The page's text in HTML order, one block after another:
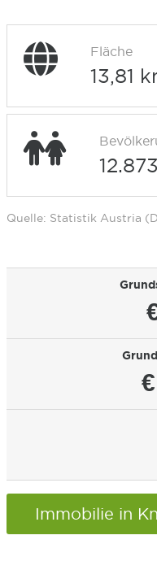
Fläche
13,81
12.873
Quelle: Statistik Austria
Immobilie in